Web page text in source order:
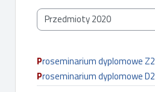
Kategorie przedmiotów
Proseminarium dyplomowe Z2
Proseminarium dyplomowe D2